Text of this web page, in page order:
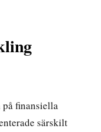
finansiella
särskilt